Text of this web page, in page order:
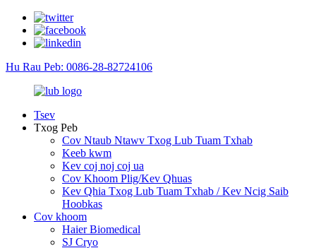
Hu Rau Peb: 0086-28-82724106
Tsev
Txog Peb
Cov Ntaub Ntawv Txog Lub Tuam Txhab
Keeb kwm
Kev coj noj coj ua
Cov Khoom Plig/Kev Qhuas
Kev Qhia Txog Lub Tuam Txhab / Kev Ncig Saib
Hoobkas
Cov khoom
Haier Biomedical
SJ Cryo